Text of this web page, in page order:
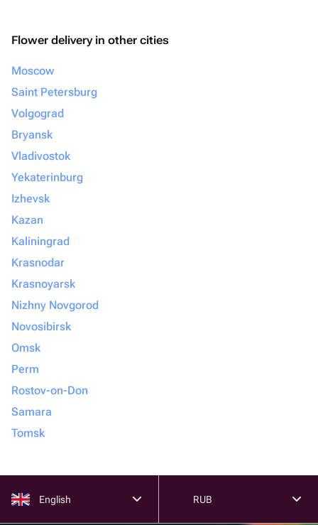
Flower delivery in other cities
Moscow
Saint Petersburg
Volgograd
Bryansk
Vladivostok
Yekaterinburg
Izhevsk
Kazan
Kaliningrad
Krasnodar
Krasnoyarsk
Nizhny Novgorod
Novosibirsk
Omsk
Perm
Rostov-on-Don
Samara
Tomsk
English RUB